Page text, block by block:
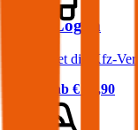
Dacia Logan
Was kostet die Kfz-
Prämie ab € 38,90